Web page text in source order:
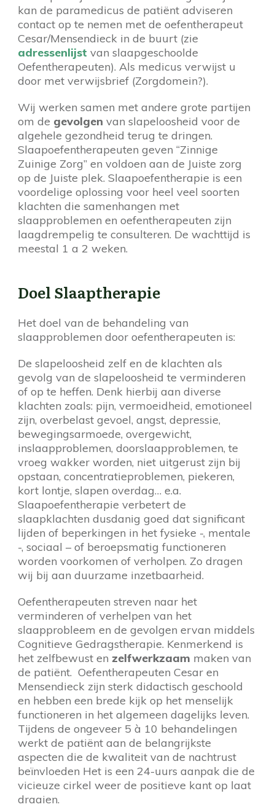
kan de paramedicus de patiënt adviseren
contact op te nemen met de oefentherapeut
Cesar/Mensendieck in de buurt (zie
adressenlijst van slaapgeschoolde
Oefentherapeuten). Als medicus verwijst u
door met verwijsbrief (Zorgdomein?).
Wij werken samen met andere grote partijen
om de gevolgen van slapeloosheid voor de
algehele gezondheid terug te dringen.
Slaapoefentherapeuten geven “Zinnige
Zuinige Zorg” en voldoen aan de Juiste zorg
op de Juiste plek. Slaapoefentherapie is een
voordelige oplossing voor heel veel soorten
klachten die samenhangen met
slaapproblemen en oefentherapeuten zijn
laagdrempelig te consulteren. De wachttijd is
meestal 1 a 2 weken.
Doel Slaaptherapie
Het doel van de behandeling van
slaapproblemen door oefentherapeuten is:
De slapeloosheid zelf en de klachten als
gevolg van de slapeloosheid te verminderen
of op te heffen. Denk hierbij aan diverse
klachten zoals: pijn, vermoeidheid, emotioneel
zijn, overbelast gevoel, angst, depressie,
bewegingsarmoede, overgewicht,
inslaapproblemen, doorslaapproblemen, te
vroeg wakker worden, niet uitgerust zijn bij
opstaan, concentratieproblemen, piekeren,
kort lontje, slapen overdag… e.a.
Slaapoefentherapie verbetert de
slaapklachten dusdanig goed dat significant
lijden of beperkingen in het fysieke -, mentale
-, sociaal – of beroepsmatig functioneren
worden voorkomen of verholpen. Zo dragen
wij bij aan duurzame inzetbaarheid.
Oefentherapeuten streven naar het
verminderen of verhelpen van het
slaapprobleem en de gevolgen ervan middels
Cognitieve Gedragstherapie. Kenmerkend is
het zelfbewust en zelfwerkzaam maken van
de patiënt. Oefentherapeuten Cesar en
Mensendieck zijn sterk didactisch geschoold
en hebben een brede kijk op het menselijk
functioneren in het algemeen dagelijks leven.
Tijdens de ongeveer 5 à 10 behandelingen
werkt de patiënt aan de belangrijkste
aspecten die de kwaliteit van de nachtrust
beïnvloeden Het is een 24-uurs aanpak die de
vicieuze cirkel weer de positieve kant op laat
draaien.